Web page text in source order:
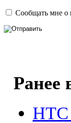
Сообщать мне о
Ранее
HTC